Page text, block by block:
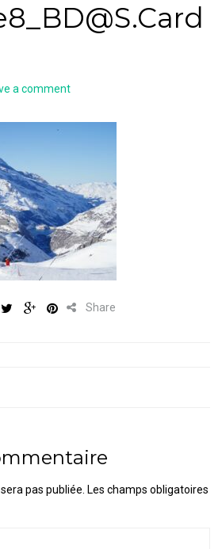
a comment
Share
pas publiée. Les champs obligatoires